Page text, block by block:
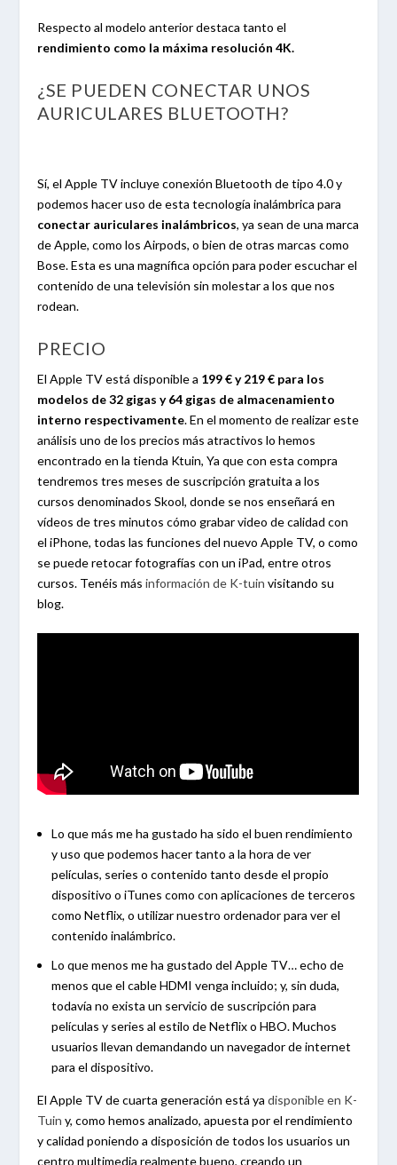
Respecto al modelo anterior destaca tanto el
rendimiento como la máxima resolución 4K.
¿SE PUEDEN CONECTAR UNOS
AURICULARES BLUETOOTH?
Sí, el Apple TV incluye conexión Bluetooth de tipo 4.0 y
podemos hacer uso de esta tecnología inalámbrica para
conectar auriculares inalámbricos, ya sean de una marca
de Apple, como los Airpods, o bien de otras marcas como
Bose. Esta es una magnífica opción para poder escuchar el
contenido de una televisión sin molestar a los que nos
rodean.
PRECIO
El Apple TV está disponible a 199 € y 219 € para los
modelos de 32 gigas y 64 gigas de almacenamiento
interno respectivamente. En el momento de realizar este
análisis uno de los precios más atractivos lo hemos
encontrado en la tienda Ktuin, Ya que con esta compra
tendremos tres meses de suscripción gratuita a los
cursos denominados Skool, donde se nos enseñará en
vídeos de tres minutos cómo grabar video de calidad con
el iPhone, todas las funciones del nuevo Apple TV, o como
se puede retocar fotografías con un iPad, entre otros
cursos. Tenéis másinformación de K-tuin visitando su
blog.
Lo que más me ha gustado ha sido el buen rendimiento
y uso que podemos hacer tanto a la hora de ver
películas, series o contenido tanto desde el propio
dispositivo o iTunes como con aplicaciones de terceros
como Netflix, o utilizar nuestro ordenador para ver el
contenido inalámbrico.
Lo que menos me ha gustado del Apple TV… echo de
menos que el cable HDMI venga incluido; y, sin duda,
todavía no exista un servicio de suscripción para
películas y series al estilo de Netflix o HBO. Muchos
usuarios llevan demandando un navegador de internet
para el dispositivo.
El Apple TV de cuarta generación está yadisponible en K-
Tuin y, como hemos analizado, apuesta por el rendimiento
y calidad poniendo a disposición de todos los usuarios un
centro multimedia realmente bueno, creando un